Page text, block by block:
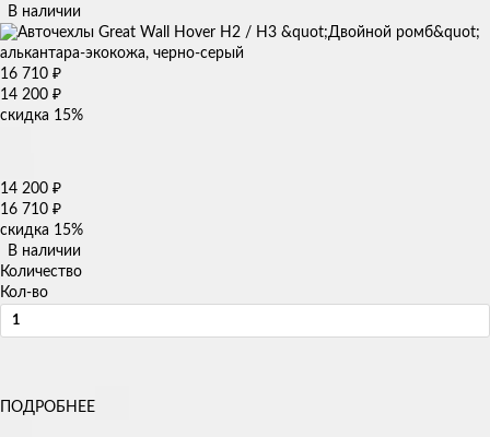
В наличии
16 710 ₽
14 200 ₽
скидка 15%
14 200 ₽
16 710 ₽
скидка 15%
В наличии
Количество
Кол-во
ПОДРОБНЕЕ